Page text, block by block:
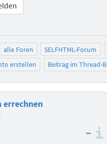
alle Foren
SELFHTML-Forum
erstellen
Beitrag im Thread-
errechnen
–